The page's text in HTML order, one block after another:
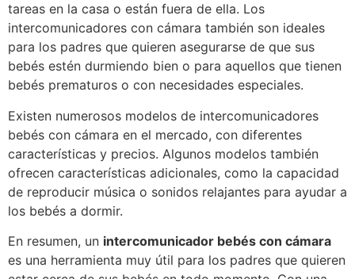
tareas en la casa o están fuera de ella. Los
intercomunicadores con cámara también son ideales
para los padres que quieren asegurarse de que sus
bebés estén durmiendo bien o para aquellos que tienen
bebés prematuros o con necesidades especiales.
Existen numerosos modelos de intercomunicadores
bebés con cámara en el mercado, con diferentes
características y precios. Algunos modelos también
ofrecen características adicionales, como la capacidad
de reproducir música o sonidos relajantes para ayudar a
los bebés a dormir.
En resumen, un intercomunicador bebés con cámara
es una herramienta muy útil para los padres que quieren